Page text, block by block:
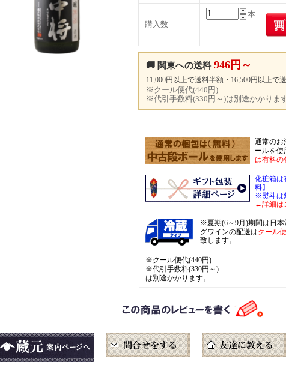
購入数
本
🚚 関東への送料 946円～
11,000円以上で送料半額・16,500円以上で
※クール便代(440円)
※代引手数料(330円～)は別途かかります
通常のお
ールを使
は有料の
化粧箱は
料】
※熨斗は
←詳細は
※夏期(6～9月)期間は日
グワインの配送はクール
致します。
※クール便代(440円)
※代引手数料(330円～)
は別途かかります。